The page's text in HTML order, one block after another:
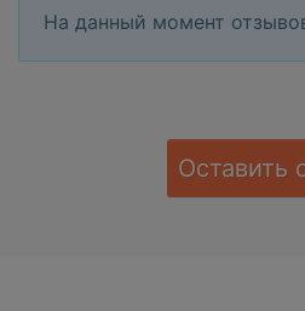
На данный момент
Оставить